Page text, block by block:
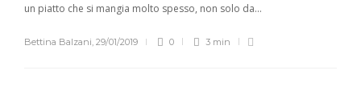
un piatto che si mangia molto spesso, non solo da...
Bettina Balzani 29/01/2019 0 3 min